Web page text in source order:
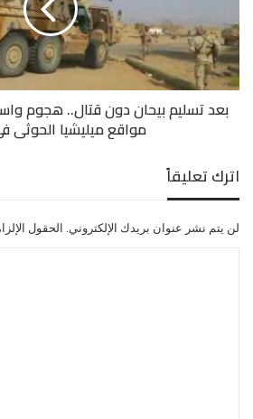
إيرانيًا، في منطقة الفوهة التابعة
هجوم
واسع
للجيش
الوطني
على
في
شبوة
بعد تسليم بيحان دون قتال.. هجوم
مواقع ميليشيا الحوثي
اترك تعليقاً
لن يتم نشر عنوان بريدك الإلكتروني. الحقول